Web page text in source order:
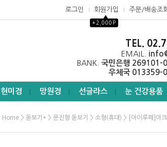
로그인 회원가입
▲
+2,000P
주문/배송조회
TEL.
EMAIL.
BANK. 국민은행 269101-
우체국 013359-
현미경 망원경 선글라스 눈 건강용품
Home > 돋보기* > 문진형 돋보기 > 소형(휴대) > [아이루페]아